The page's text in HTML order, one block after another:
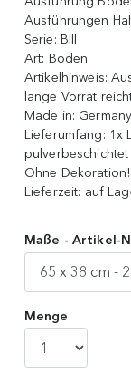
Ausführungen
Serie: BIII
Art: Boden
Artikelhinweis:
lange Vorrat
Made in: Germany
Lieferumfang: 1x
Ohne
Lieferzeit: auf
Maße - Artikel-
Menge